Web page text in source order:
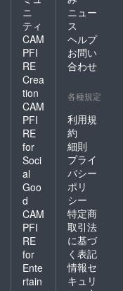
ニ
ティ
CAM
PFI
RE
Crea
tion
CAM
PFI
RE
for
Soci
al
Goo
d
CAM
PFI
RE
for
Ente
rtain
ニュー
ス
ヘルプ
お問い
合わせ
各種規定
利用規
約
細則
プライ
バシー
ポリ
シー
特定商
取引法
に基づ
く表記
情報セ
キュリ